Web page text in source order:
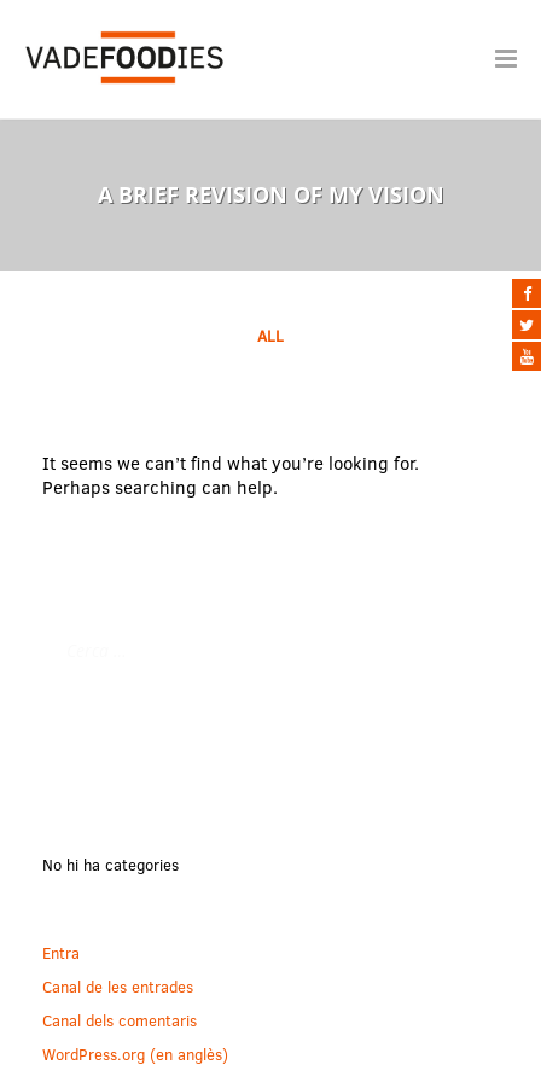
A BRIEF REVISION OF MY VISION
ALL
It seems we can’t find what you’re looking for.
Perhaps searching can help.
No hi ha categories
Entra
Canal de les entrades
Canal dels comentaris
WordPress.org (en anglès)